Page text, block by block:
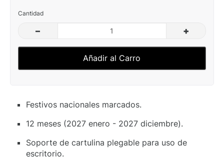
Cantidad
– +
Añadir al Carro
Festivos nacionales marcados.
12 meses (2027 enero - 2027 diciembre).
Soporte de cartulina plegable para uso de
escritorio.